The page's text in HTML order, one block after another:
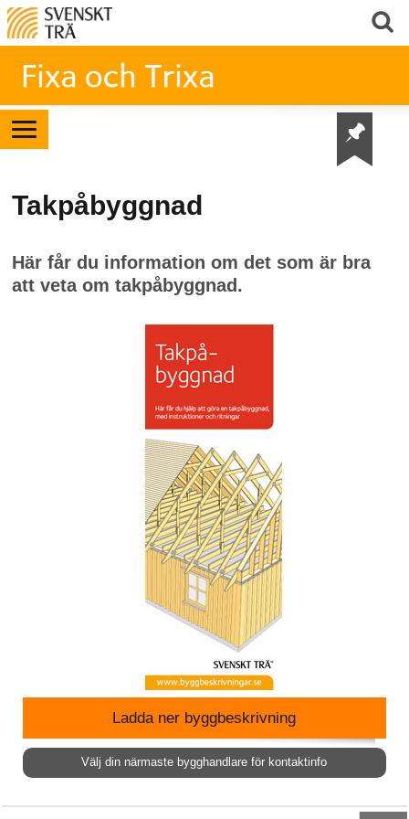
Takpåbyggnad
Här får du information om det som är bra
att veta om takpåbyggnad.
Ladda ner byggbeskrivning
Välj din närmaste bygghandlare för kontaktinfo